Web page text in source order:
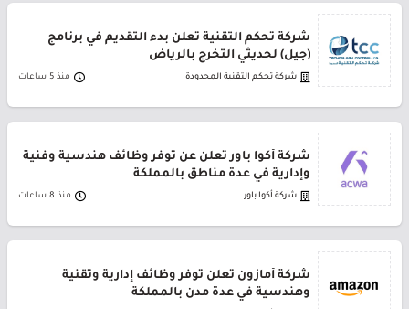
شركة تحكم التقنية تعلن بدء التقديم في برنامج
(جيل) لحديثي التخرج بالرياض
شركة تحكم التقنية المحدودة منذ 5 ساعات
شركة أكوا باور تعلن عن توفر وظائف هندسية وفنية
وإدارية في عدة مناطق بالمملكة
شركة أكوا باور منذ 8 ساعات
شركة أمازون تعلن توفر وظائف إدارية وتقنية
وهندسية في عدة مدن بالمملكة